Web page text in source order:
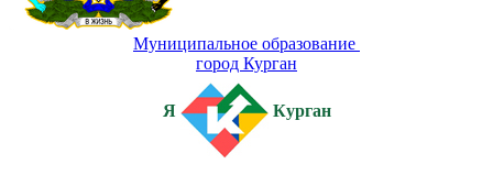
Муниципальное образование
город Курган
Я Курган